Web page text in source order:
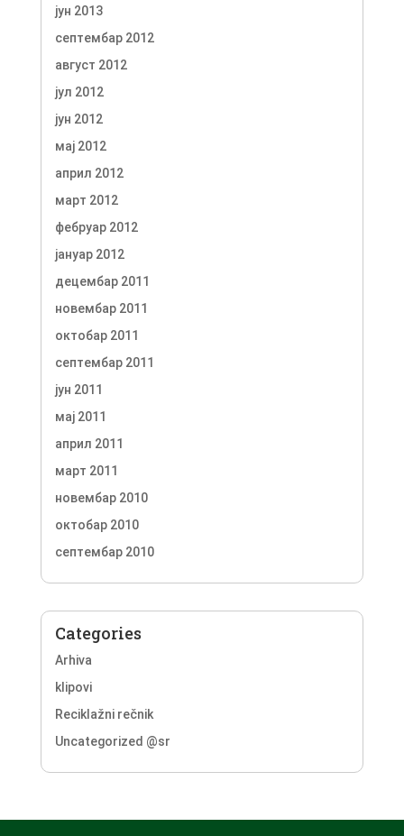
јун 2013
септембар 2012
август 2012
јул 2012
јун 2012
мај 2012
април 2012
март 2012
фебруар 2012
јануар 2012
децембар 2011
новембар 2011
октобар 2011
септембар 2011
јун 2011
мај 2011
април 2011
март 2011
новембар 2010
октобар 2010
септембар 2010
Categories
Arhiva
klipovi
Reciklažni rečnik
Uncategorized @sr